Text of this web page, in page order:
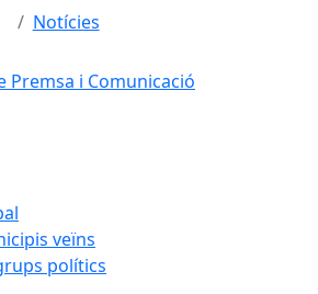
Notícies
Premsa i Comunicació
veïns
polítics